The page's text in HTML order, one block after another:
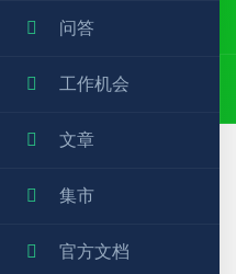
问答
工作机会
文章
集市
官方文档